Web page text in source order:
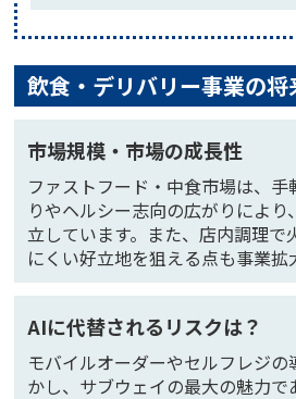
飲食・デリバリー事業の将
市場規模・市場の成長性
ファストフード・中食市場は、
りやヘルシー志向の広がりによ
立しています。また、店内調理
にくい好立地を狙える点も事業拡
AIに代替されるリスクは？
モバイルオーダーやセルフレジ
かし、サブウェイの最大の魅力